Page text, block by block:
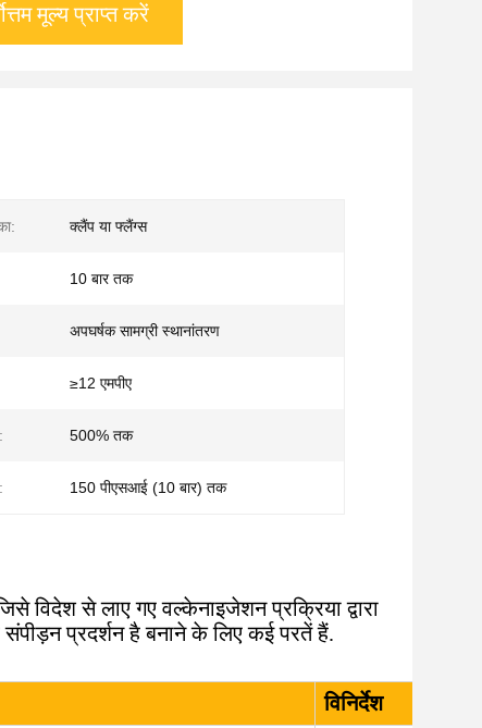
मूल्य प्राप्त करें
क्लैंप या फ्लैंग्स
10 बार तक
अपघर्षक सामग्री स्थानांतरण
≥12 एमपीए
500% तक
150 पीएसआई (10 बार) तक
विदेश से लाए गए वल्केनाइजेशन प्रक्रिया द्वारा
प्रदर्शन है बनाने के लिए कई परतें हैं.
विनिर्देश